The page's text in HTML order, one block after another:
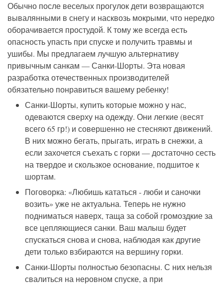
Обычно после веселых прогулок дети возвращаются
вывалянными в снегу и насквозь мокрыми, что нередко
оборачивается простудой. К тому же всегда есть
опасность упасть при спуске и получить травмы и
ушибы. Мы предлагаем лучшую альтернативу
привычным санкам — Санки-Шорты. Эта новая
разработка отечественных производителей
обязательно понравиться вашему ребенку!
Санки-Шорты, купить которые можно у нас,
одеваются сверху на одежду. Они легкие (весят
всего 65 гр!) и совершенно не стесняют движений.
В них можно бегать, прыгать, играть в снежки, а
если захочется съехать с горки — достаточно сесть
на твердое и скользкое основание, подшитое к
шортам.
Поговорка: «Любишь кататься - люби и саночки
возить» уже не актуальна. Теперь не нужно
подниматься наверх, таща за собой громоздкие за
все цепляющиеся санки. Ваш малыш будет
спускаться снова и снова, наблюдая как другие
дети только взбираются на вершину горки.
Санки-Шорты полностью безопасны. С них нельзя
свалиться на неровном спуске, а при